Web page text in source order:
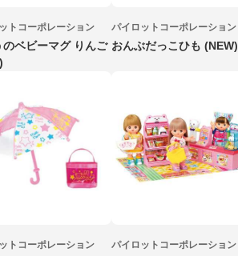
トコーポレーション
のベビーマグ りんご
パイロットコーポレーション
おんぶだっこひも (NEW)
トコーポレーション パイロットコーポレーション